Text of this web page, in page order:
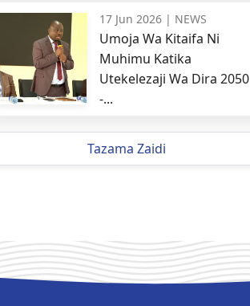
17 Jun 2026 | NEWS
Umoja Wa Kitaifa Ni
Muhimu Katika
Utekelezaji Wa Dira 2050
-...
Tazama Zaidi